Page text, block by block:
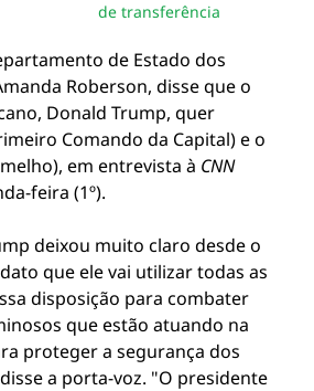
de transferência
de Estado dos
Roberson, disse que o
Donald Trump, quer
Comando da Capital) e o
em entrevista à CNN
feira (1º).
deixou muito claro desde o
que ele vai utilizar todas as
disposição para combater
que estão atuando na
proteger a segurança dos
a porta-voz. "O presidente